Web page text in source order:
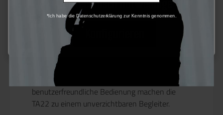
liefert. Mit ihrem innovativen Nano-Keramik-
Glasbrecher am Kopf ist sie im Notfall auch als
Rettungswerkzeug einsetzbar. Die integrierte
Stroboskopfunktion erhöht die Vielseitigkeit der
Lampe und eignet sich sowohl für taktische
Einsätze als auch für den persönlichen
Gebrauch. Die robuste Konstruktion und die
benutzerfreundliche Bedienung machen die
TA22 zu einem unverzichtbaren Begleiter.
Nur technisch notwendige
*Ich habe die Datenschutzerklärung zur Kenntnis genommen.